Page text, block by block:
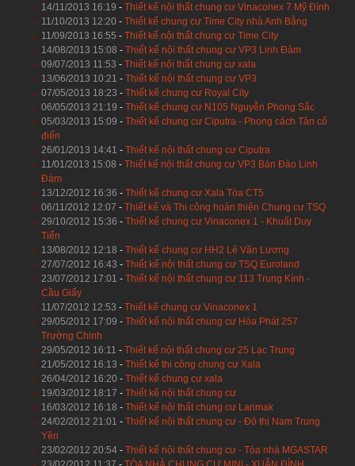
14/11/2013 16:19 - Thiết kế nội thất chung cư Vinaconex 7 Mỹ Đình
11/10/2013 12:20 - Thiết kế chung cư Time City nhà Anh Bằng
11/09/2013 16:55 - Thiết kế nội thất chung cư Time City
14/08/2013 15:08 - Thiết kế nội thất chung cư VP3 Linh Đàm
09/07/2013 11:53 - Thiết kế nội thất chung cư xala
13/06/2013 10:21 - Thiết kế nội thất chung cư VP3
07/05/2013 18:23 - Thiết kế chung cư Royal City
06/05/2013 21:19 - Thiết kế chung cư N105 Nguyễn Phong Sắc
05/03/2013 15:09 - Thiết kế chung cư Ciputra - Phong cách Tân cổ
điển
26/01/2013 14:41 - Thiết kế nội thất chung cư Ciputra
11/01/2013 15:08 - Thiết kế nội thất chung cư VP3 Bán Đảo Linh
Đàm
13/12/2012 16:36 - Thiết kế chung cư Xala Tòa CT5
06/11/2012 12:07 - Thiết kế và Thi công hoàn thiện Chung cư TSQ
29/10/2012 15:36 - Thiết kế chung cư Vinaconex 1 - Khuất Duy
Tiến
13/08/2012 12:18 - Thiết kế chung cư HH2 Lê Văn Lương
27/07/2012 16:43 - Thiết kế nội thất chung cư TSQ Euroland
23/07/2012 17:01 - Thiết kế nội thất chung cư 113 Trung Kính -
Cầu Giấy
11/07/2012 12:53 - Thiết kế chung cư Vinaconex 1
29/05/2012 17:09 - Thiết kế nội thất chung cư Hòa Phát 257
Trường Chinh
29/05/2012 16:11 - Thiết kế nội thất chung cư 25 Lạc Trung
21/05/2012 16:13 - Thiết kế thi công chung cư Xala
26/04/2012 16:20 - Thiết kế chung cư xala
19/03/2012 18:17 - Thiết kế nội thất chung cư
16/03/2012 16:18 - Thiết kế nội thất chung cư Lanmak
24/02/2012 21:01 - Thiết kế nội thất chung cư - Đô thị Nam Trung
Yên
23/02/2012 20:54- Thiết kế nội thất chung cư - Tòa nhà MGASTAR